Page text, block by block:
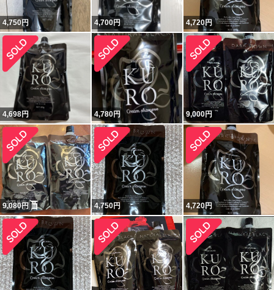
4,750円 4,700円 4,720円
4,698円 4,780円 9,000円
9,080円 4,750円 4,720円